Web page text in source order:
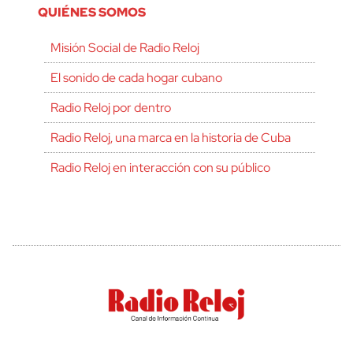
QUIÉNES SOMOS
Misión Social de Radio Reloj
El sonido de cada hogar cubano
Radio Reloj por dentro
Radio Reloj, una marca en la historia de Cuba
Radio Reloj en interacción con su público